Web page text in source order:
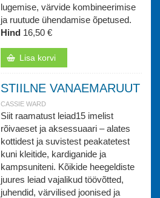
lugemise, värvide kombineerimise
ja ruutude ühendamise õpetused.
Hind 16,50 €
Lisa korvi
STIILNE VANAEMARUUT
CASSIE WARD
Siit raamatust leiad15 imelist
rõivaeset ja aksessuaari – alates
kottidest ja suvistest peakatetest
kuni kleitide, kardiganide ja
kampsuniteni. Kõikide heegeldiste
juures leiad vajalikud töövõtted,
juhendid, värvilised joonised ja